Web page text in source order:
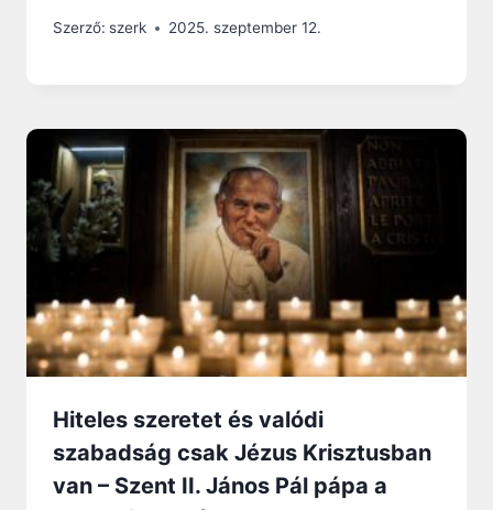
Szerző: szerk 2025. szeptember 12.
Hiteles szeretet és valódi
szabadság csak Jézus Krisztusban
van – Szent II. János Pál pápa a